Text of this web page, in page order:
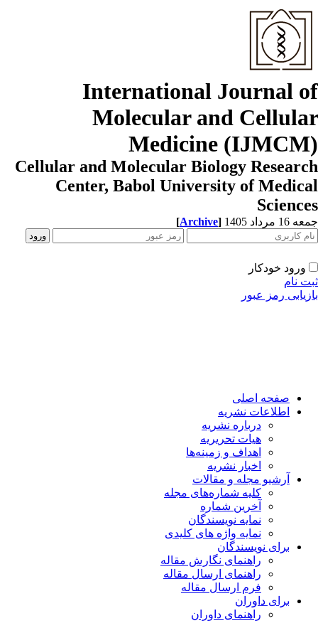
International Journal
Molecular and
Medicine
Cellular and Molecular Biology
Center, Babol University of
مرداد 1405 [Archive]
ورود خودکار
نام
رمز عبور
صفحه اصلی
اطلاعات نشریه
درباره نشریه
هیات تحریریه
اهداف و زمینه‌ها
اخبار نشریه
آرشیو مجله و مقالات
کلیه شماره‌های مجله
آخرین شماره
نمایه نویسندگان
نمایه واژه های کلیدی
برای نویسندگان
راهنمای نگارش مقاله
راهنمای ارسال مقاله
فرم ارسال مقاله
برای داوران
راهنمای داوران